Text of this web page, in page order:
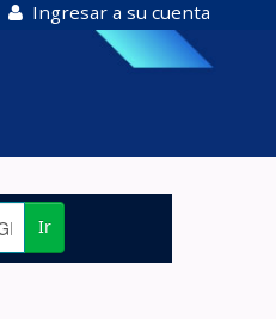
Ingresar a su cuenta
Ir